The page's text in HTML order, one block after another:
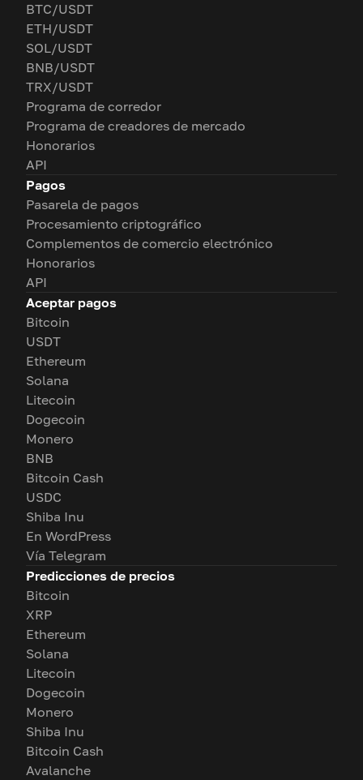
BTC/USDT
ETH/USDT
SOL/USDT
BNB/USDT
TRX/USDT
Programa de corredor
Programa de creadores de mercado
Honorarios
API
Pagos
Pasarela de pagos
Procesamiento criptográfico
Complementos de comercio electrónico
Honorarios
API
Aceptar pagos
Bitcoin
USDT
Ethereum
Solana
Litecoin
Dogecoin
Monero
BNB
Bitcoin Cash
USDC
Shiba Inu
En WordPress
Vía Telegram
Predicciones de precios
Bitcoin
XRP
Ethereum
Solana
Litecoin
Dogecoin
Monero
Shiba Inu
Bitcoin Cash
Avalanche